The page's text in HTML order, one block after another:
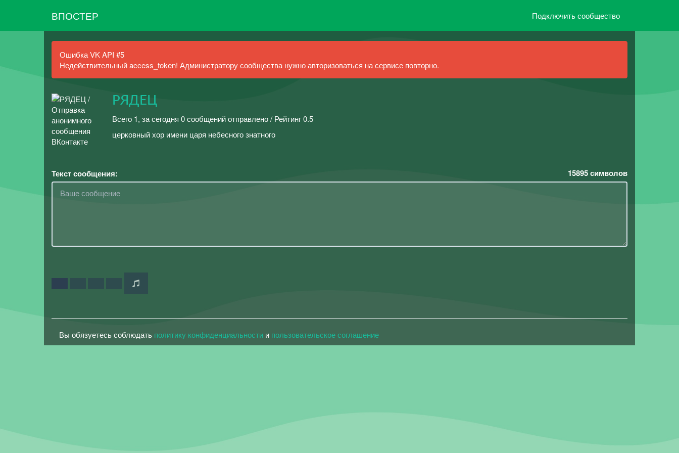
ВПОСТЕР Подключить сообщество
Ошибка VK API #5
Недействительный access_token! Администратору сообщества нужно авторизоваться на сервисе повторно.
РЯДЕЦ
Всего 1, за сегодня 0 сообщений отправлено / Рейтинг 0.5
церковный хор имени царя небесного знатного
Текст сообщения: 15895символов
Вы обязуетесь соблюдать политику конфиденциальности и пользовательское соглашение